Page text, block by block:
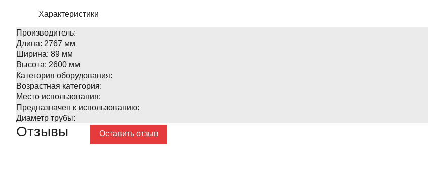
Характеристики
Производитель:
Длина: 2767 мм
Ширина: 89 мм
Высота: 2600 мм
Категория оборудования:
Возрастная категория:
Место использования:
Предназначен к использованию:
Диаметр трубы:
Отзывы Оставить отзыв